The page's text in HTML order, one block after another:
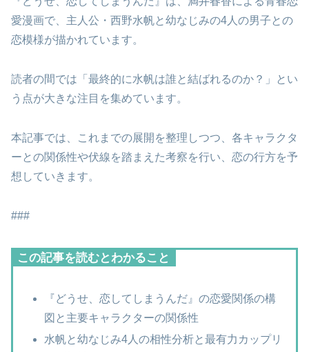
愛漫画で、主人公・西野水帆と幼なじみの4人の男子との
恋模様が描かれています。
読者の間では「最終的に水帆は誰と結ばれるのか？」とい
う点が大きな注目を集めています。
本記事では、これまでの展開を整理しつつ、各キャラクタ
ーとの関係性や伏線を踏まえた考察を行い、恋の行方を予
想していきます。
###
この記事を読むとわかること
『どうせ、恋してしまうんだ』の恋愛関係の構
図と主要キャラクターの関係性
水帆と幼なじみ4人の相性分析と最有力カップリ